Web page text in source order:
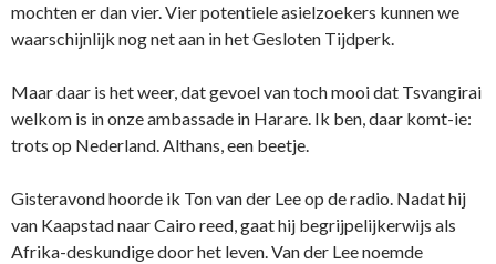
mochten er dan vier. Vier potentiele asielzoekers kunnen we
waarschijnlijk nog net aan in het Gesloten Tijdperk.
Maar daar is het weer, dat gevoel van toch mooi dat Tsvangirai
welkom is in onze ambassade in Harare. Ik ben, daar komt-ie:
trots op Nederland. Althans, een beetje.
Gisteravond hoorde ik Ton van der Lee op de radio. Nadat hij
van Kaapstad naar Cairo reed, gaat hij begrijpelijkerwijs als
Afrika-deskundige door het leven. Van der Lee noemde